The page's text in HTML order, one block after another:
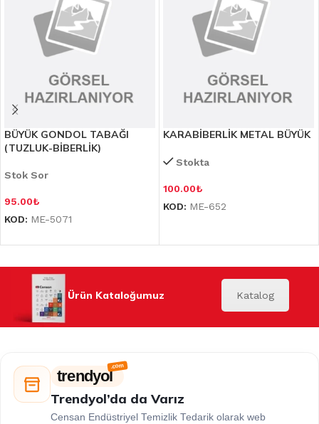
BÜYÜK GONDOL TABAĞI
(TUZLUK-BİBERLİK)
Stok Sor
95.00₺
KOD: ME-5071
KARABİBERLİK METAL BÜYÜK
Stokta
100.00₺
KOD: ME-652
Ürün Kataloğumuz Katalog
trendyol
Trendyol’da da Varız
Censan Endüstriyel Temizlik Tedarik olarak web